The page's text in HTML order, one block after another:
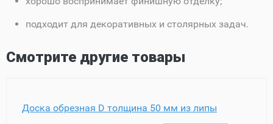
подходит для декоративных и столярных задач.
Смотрите другие товары
Доска обрезная D толщина 50 мм из липы